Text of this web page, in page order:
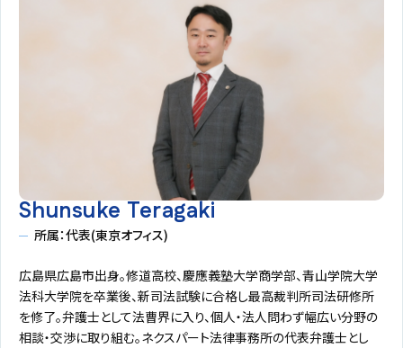
Shunsuke Teragaki
所属：代表(東京オフィス)
広島県広島市出身。修道高校、慶應義塾大学商学部、青山学院大学
法科大学院を卒業後、新司法試験に合格し最高裁判所司法研修所
を修了。弁護士として法曹界に入り、個人・法人問わず幅広い分野の
相談・交渉に取り組む。ネクスパート法律事務所の代表弁護士とし